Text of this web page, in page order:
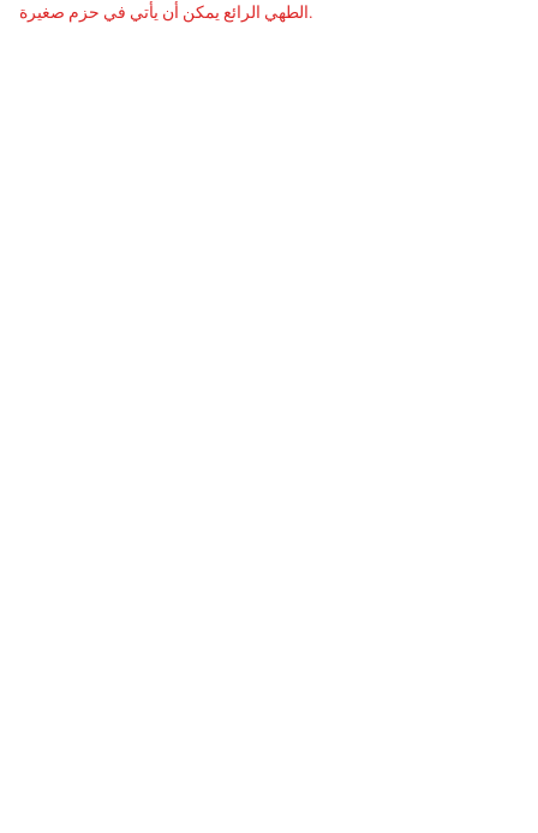
الطهي الرائع يمكن أن يأتي في حزم صغيرة.